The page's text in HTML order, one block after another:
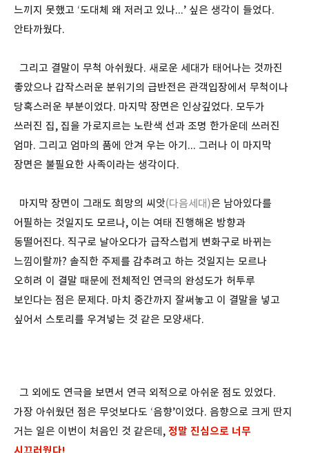
느끼지 못했고 ‘도대체 왜 저러고 있나...’ 싶은 생각이 들었다.
안타까웠다.
그리고 결말이 무척 아쉬웠다. 새로운 세대가 태어나는 것까진
좋았으나 갑작스러운 분위기의 급반전은 관객입장에서 무척이나
당혹스러운 부분이었다. 마지막 장면은 인상깊었다. 모두가
쓰러진 집, 집을 가로지르는 노란색 선과 조명 한가운데 쓰러진
엄마. 그리고 엄마의 품에 안겨 우는 아기... 그러나 이 마지막
장면은 불필요한 사족이라는 생각이다.
마지막 장면이 그래도 희망의 씨앗(다음세대)은 남아있다를
어필하는 것일지도 모르나, 이는 여태 진행해온 방향과
동떨어진다. 직구로 날아오다가 급작스럽게 변화구로 바뀌는
느낌이랄까? 솔직한 주제를 감추려고 하는 것일지는 모르나
오히려 이 결말 때문에 전체적인 연극의 완성도가 허투루
보인다는 점은 문제다. 마치 중간까지 잘써놓고 이 결말을 넣고
싶어서 스토리를 우겨넣는 것 같은 모양새다.
그 외에도 연극을 보면서 연극 외적으로 아쉬운 점도 있었다.
가장 아쉬웠던 점은 무엇보다도 ‘음향’이었다. 음향으로 크게 딴지
거는 일은 이번이 처음인 것 같은데, 정말 진심으로 너무
시끄러웠다!